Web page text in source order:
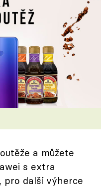
a můžete
s extra
další výherce